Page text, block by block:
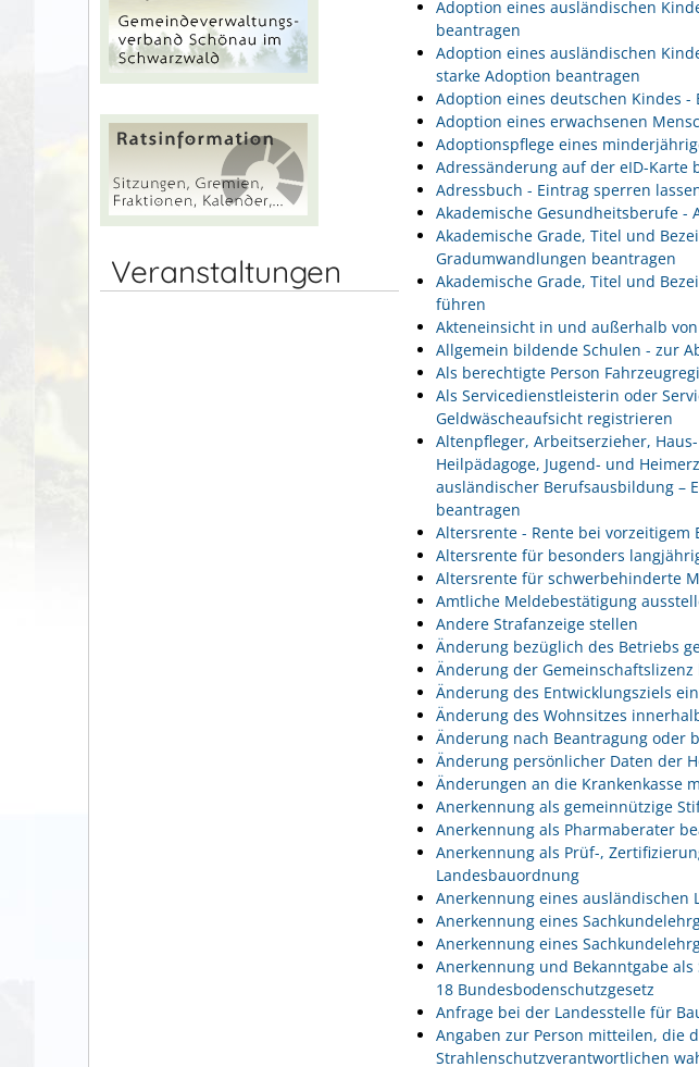
Veranstaltungen
Adoption eines ausländischen
beantragen
Adoption eines ausländischen
starke Adoption beantragen
Adoption eines deutschen Kindes -
Adoption eines erwachsenen
Adoptionspflege eines
Adressänderung auf der eID-Karte
Adressbuch - Eintrag sperren
Akademische Gesundheitsberufe
Akademische Grade, Titel und
Gradumwandlungen beantragen
Akademische Grade, Titel und
führen
Akteneinsicht in und außerhalb
Allgemein bildende Schulen - zur
Als berechtigte Person
Als Servicedienstleisterin oder
Geldwäscheaufsicht registrieren
Altenpfleger, Arbeitserzieher,
Heilpädagoge, Jugend- und
ausländischer Berufsausbildung –
beantragen
Altersrente - Rente bei
Altersrente für besonders
Altersrente für schwerbehinderte
Amtliche Meldebestätigung
Andere Strafanzeige stellen
Änderung bezüglich des Betriebs
Änderung der Gemeinschaftslizenz
Änderung des Entwicklungsziels
Änderung des Wohnsitzes
Änderung nach Beantragung oder
Änderung persönlicher Daten der
Änderungen an die Krankenkasse
Anerkennung als gemeinnützige
Anerkennung als Pharmaberater
Anerkennung als Prüf-,
Landesbauordnung
Anerkennung eines ausländischen
Anerkennung eines
Anerkennung eines
Anerkennung und Bekanntgabe
18 Bundesbodenschutzgesetz
Anfrage bei der Landesstelle für
Angaben zur Person mitteilen, die
Strahlenschutzverantwortlichen